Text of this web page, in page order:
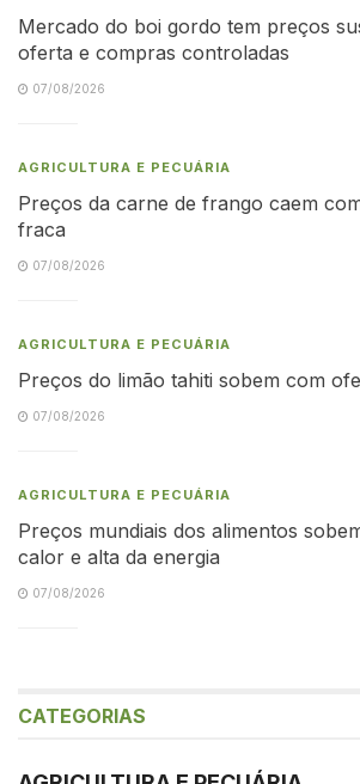
Mercado do boi gordo tem preços
oferta e compras controladas
07/08/2026
AGRICULTURA E PECUÁRIA
Preços da carne de frango caem
fraca
07/08/2026
AGRICULTURA E PECUÁRIA
Preços do limão tahiti sobem com
07/08/2026
AGRICULTURA E PECUÁRIA
Preços mundiais dos alimentos
calor e alta da energia
07/08/2026
CATEGORIAS